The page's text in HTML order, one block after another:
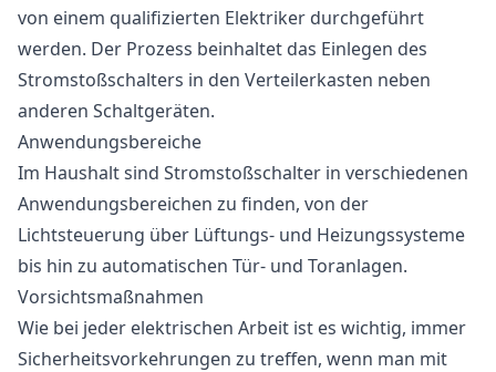
von einem qualifizierten Elektriker durchgeführt
werden. Der Prozess beinhaltet das Einlegen des
Stromstoßschalters in den Verteilerkasten neben
anderen Schaltgeräten.
Anwendungsbereiche
Im Haushalt sind Stromstoßschalter in verschiedenen
Anwendungsbereichen zu finden, von der
Lichtsteuerung über Lüftungs- und Heizungssysteme
bis hin zu automatischen Tür- und Toranlagen.
Vorsichtsmaßnahmen
Wie bei jeder elektrischen Arbeit ist es wichtig, immer
Sicherheitsvorkehrungen zu treffen, wenn man mit